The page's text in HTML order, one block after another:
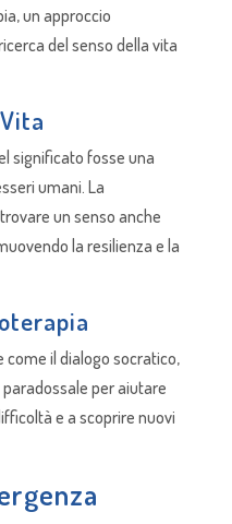
un approccio
del senso della vita
significato fosse una
umani. La
un senso anche
la resilienza e la
il dialogo socratico,
per aiutare
e a scoprire nuovi